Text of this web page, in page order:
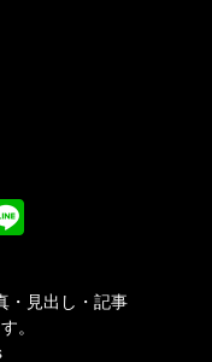
・見出し・記事
。